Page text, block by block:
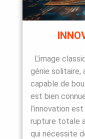
L’image
génie solitaire,
capable de
est bien
l’innovation
rupture totale
qui nécessite